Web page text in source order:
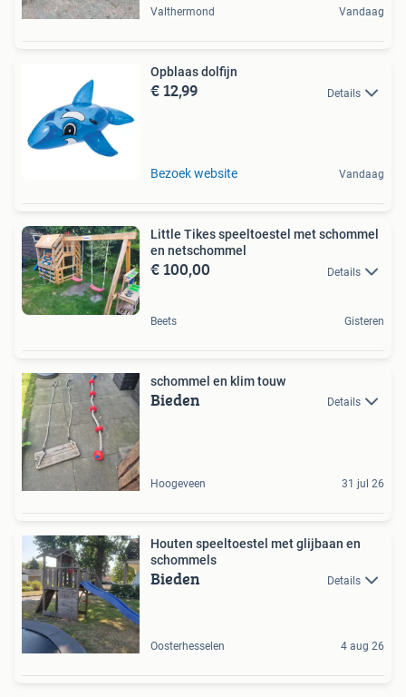
Valthermond Vandaag
Opblaas dolfijn
€ 12,99 Details
Bezoek website Vandaag
Little Tikes speeltoestel met schommel
en netschommel
€ 100,00 Details
Beets Gisteren
schommel en klim touw
Bieden Details
Hoogeveen 31 jul 26
Houten speeltoestel met glijbaan en
schommels
Bieden Details
Oosterhesselen 4 aug 26